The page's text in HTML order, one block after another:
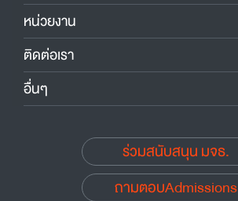
หน่วยงาน
ติดต่อเรา
อื่นๆ
ร่วมสนับสนุน มจธ.
ถามตอบAdmissions